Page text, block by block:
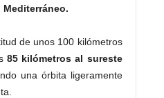
de unos 100 kilómetros
85 kilómetros al sureste
una órbita ligeramente